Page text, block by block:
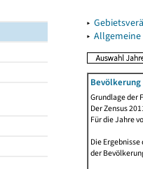
▸
▸
Grundlage der
Der Zensus
Für die Jahre
Die
der